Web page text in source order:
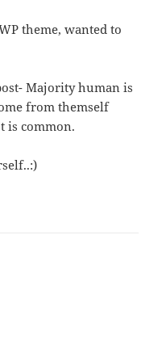
theme, wanted to
Majority human is
from themself
is common.